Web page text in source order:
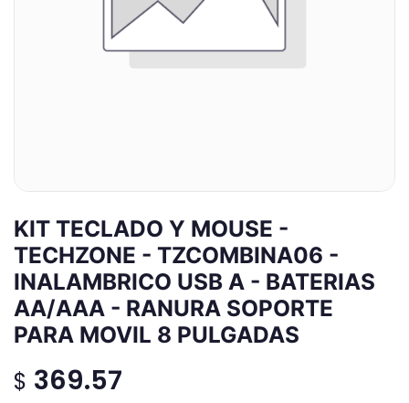
KIT TECLADO Y MOUSE -
TECHZONE - TZCOMBINA06 -
INALAMBRICO USB A - BATERIAS
AA/AAA - RANURA SOPORTE
PARA MOVIL 8 PULGADAS
$ 369.57